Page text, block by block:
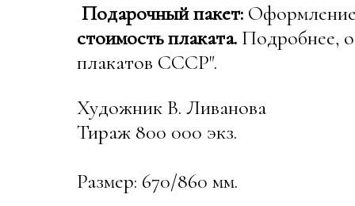
Подарочный пакет: Оформление
стоимость плаката. Подробнее,
плакатов СССР".
Художник В. Ливанова
Тираж 800 000 экз.
Размер: 670/860 мм.